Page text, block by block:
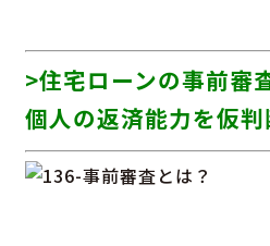
>住宅ローンの事前審
個人の返済能力を仮